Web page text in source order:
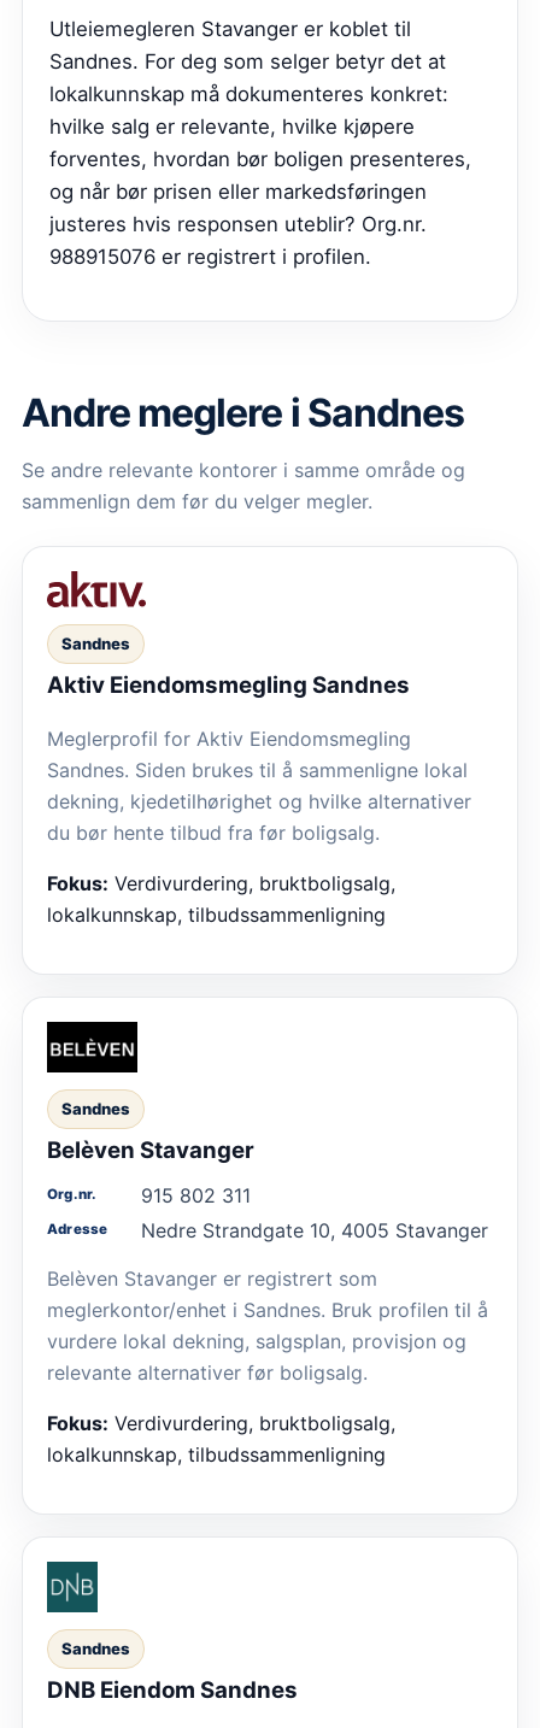
Utleiemegleren Stavanger er koblet til
Sandnes. For deg som selger betyr det at
lokalkunnskap må dokumenteres konkret:
hvilke salg er relevante, hvilke kjøpere
forventes, hvordan bør boligen presenteres,
og når bør prisen eller markedsføringen
justeres hvis responsen uteblir? Org.nr.
988915076 er registrert i profilen.
Andre meglere i Sandnes
Se andre relevante kontorer i samme område og
sammenlign dem før du velger megler.
Sandnes
Aktiv Eiendomsmegling Sandnes
Meglerprofil for Aktiv Eiendomsmegling
Sandnes. Siden brukes til å sammenligne lokal
dekning, kjedetilhørighet og hvilke alternativer
du bør hente tilbud fra før boligsalg.
Fokus: Verdivurdering, bruktboligsalg,
lokalkunnskap, tilbudssammenligning
Sandnes
Belèven Stavanger
Org.nr. 915 802 311
Adresse
Nedre Strandgate 10, 4005 Stavanger
Belèven Stavanger er registrert som
meglerkontor/enhet i Sandnes. Bruk profilen til å
vurdere lokal dekning, salgsplan, provisjon og
relevante alternativer før boligsalg.
Fokus: Verdivurdering, bruktboligsalg,
lokalkunnskap, tilbudssammenligning
Sandnes
DNB Eiendom Sandnes